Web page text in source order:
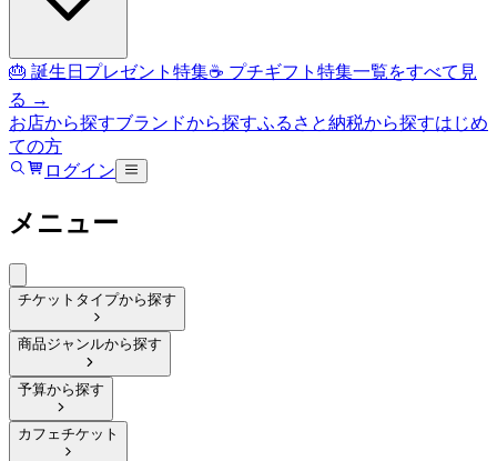
🎂 誕生日プレゼント特集☕ プチギフト特集一覧をすべて見
る →
お店から探すブランドから探すふるさと納税から探すはじめ
ての方
ログイン
メニュー
チケットタイプから探す
商品ジャンルから探す
予算から探す
カフェチケット